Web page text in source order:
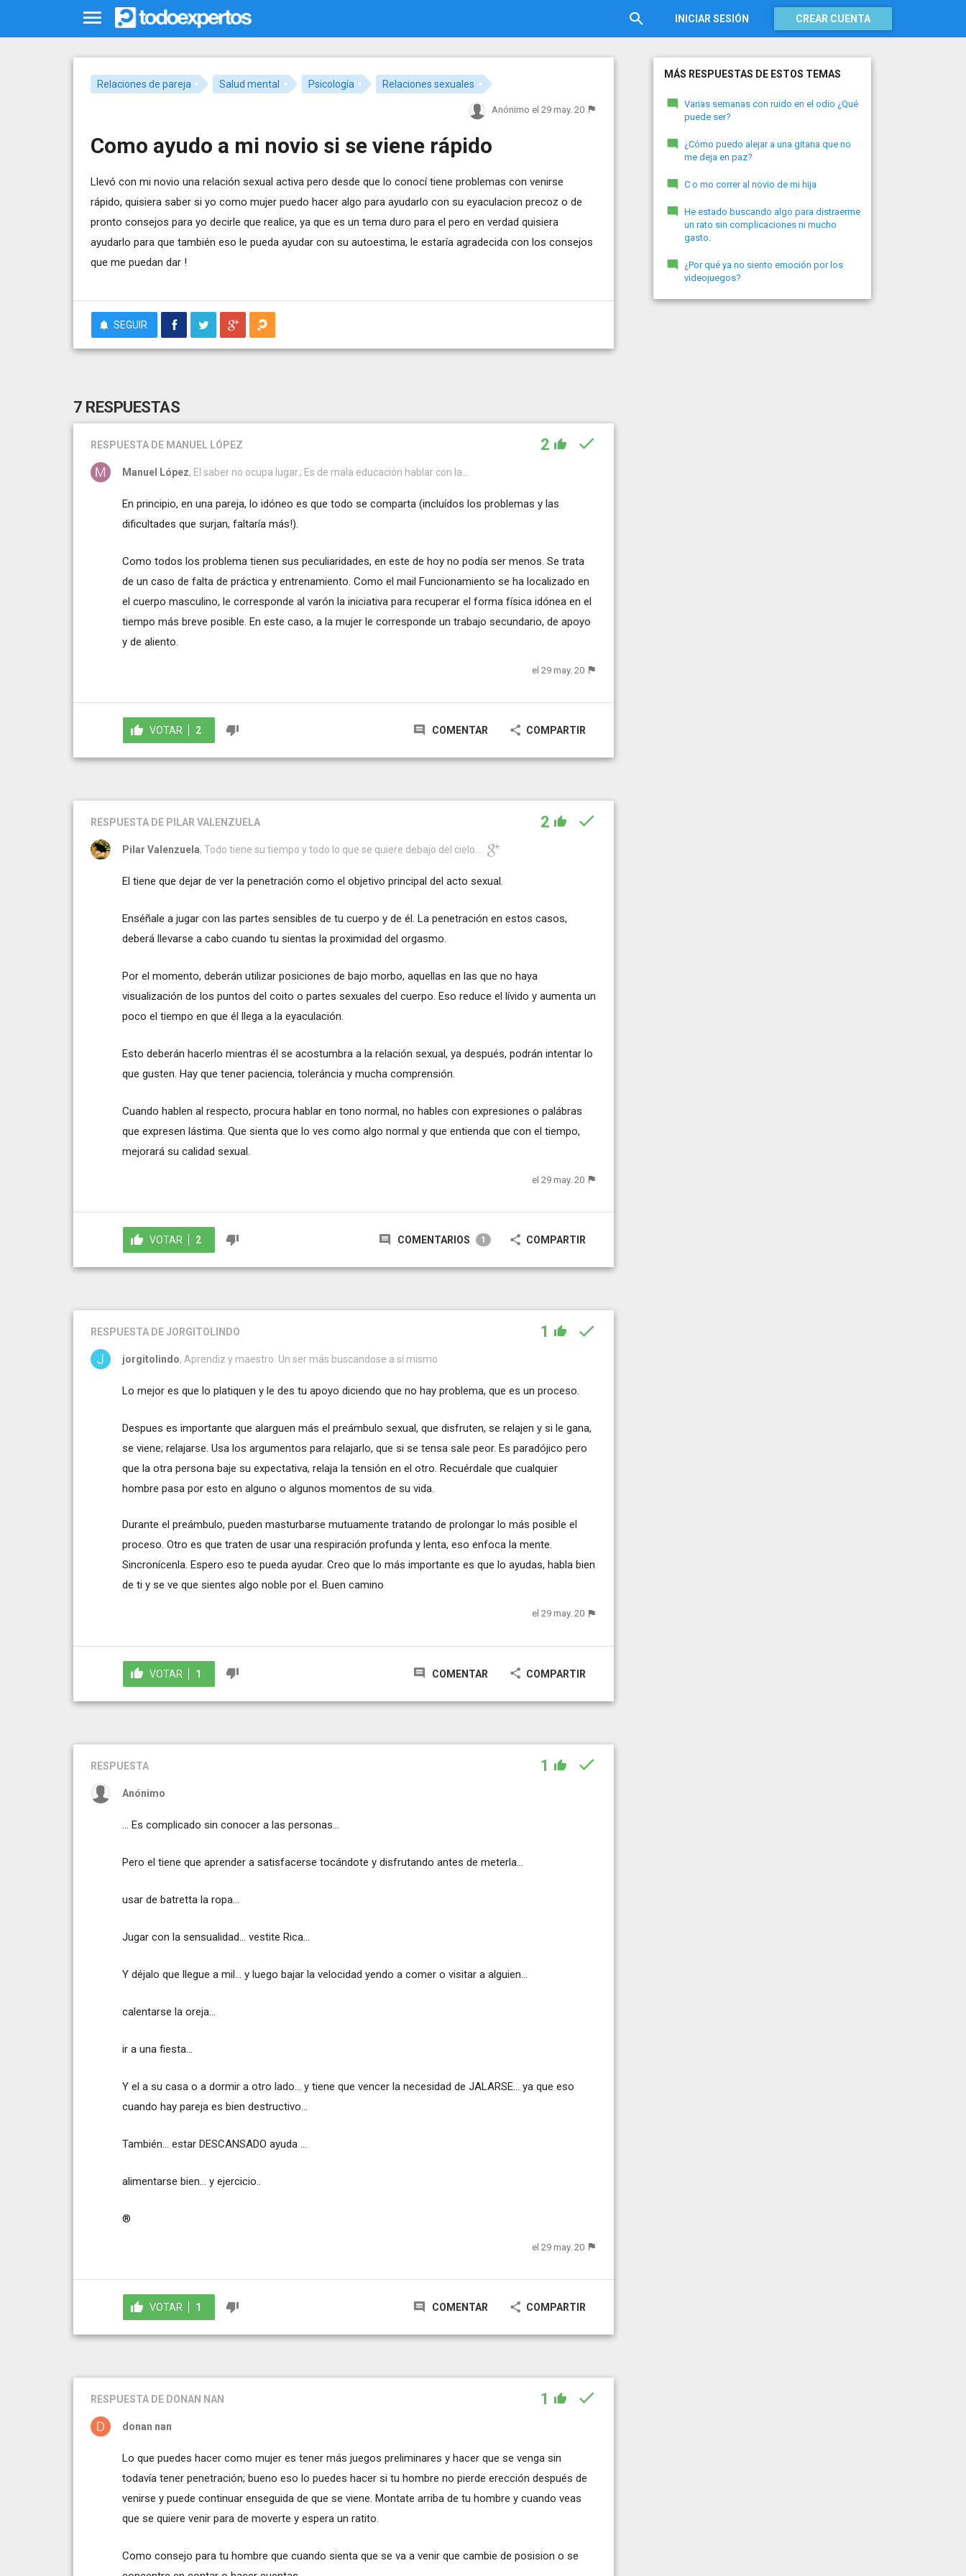
INICIAR SESIÓN CREAR CUENTA
Relaciones de pareja Salud mental Psicología Relaciones sexuales
Anónimo el 29 may. 20
Como ayudo a mi novio si se viene rápido
Llevó con mi novio una relación sexual activa pero desde que lo conocí tiene problemas con venirse
rápido, quisiera saber si yo como mujer puedo hacer algo para ayudarlo con su eyaculacion precoz o de
pronto consejos para yo decirle que realice, ya que es un tema duro para el pero en verdad quisiera
ayudarlo para que también eso le pueda ayudar con su autoestima, le estaría agradecida con los consejos
que me puedan dar !
SEGUIR
7 RESPUESTAS
RESPUESTA DE MANUEL LÓPEZ 2
Manuel López, El saber no ocupa lugar.; Es de mala educación hablar con la...
En principio, en una pareja, lo idóneo es que todo se comparta (incluídos los problemas y las
dificultades que surjan, faltaría más!).
Como todos los problema tienen sus peculiaridades, en este de hoy no podía ser menos. Se trata
de un caso de falta de práctica y entrenamiento. Como el mail Funcionamiento se ha localizado en
el cuerpo masculino, le corresponde al varón la iniciativa para recuperar el forma física idónea en el
tiempo más breve posible. En este caso, a la mujer le corresponde un trabajo secundario, de apoyo
y de aliento.
el 29 may. 20
VOTAR 2 COMENTAR COMPARTIR
RESPUESTA DE PILAR VALENZUELA 2
Pilar Valenzuela, Todo tiene su tiempo y todo lo que se quiere debajo del cielo...
El tiene que dejar de ver la penetración como el objetivo principal del acto sexual.
Enséñale a jugar con las partes sensibles de tu cuerpo y de él. La penetración en estos casos,
deberá llevarse a cabo cuando tu sientas la proximidad del orgasmo.
Por el momento, deberán utilizar posiciones de bajo morbo, aquellas en las que no haya
visualización de los puntos del coito o partes sexuales del cuerpo. Eso reduce el lívido y aumenta un
poco el tiempo en que él llega a la eyaculación.
Esto deberán hacerlo mientras él se acostumbra a la relación sexual, ya después, podrán intentar lo
que gusten. Hay que tener paciencia, toleráncia y mucha comprensión.
Cuando hablen al respecto, procura hablar en tono normal, no hables con expresiones o palábras
que expresen lástima. Que sienta que lo ves como algo normal y que entienda que con el tiempo,
mejorará su calidad sexual.
el 29 may. 20
VOTAR 2 COMENTARIOS 1 COMPARTIR
RESPUESTA DE JORGITOLINDO 1
jorgitolindo, Aprendiz y maestro. Un ser más buscandose a sí mismo
Lo mejor es que lo platiquen y le des tu apoyo diciendo que no hay problema, que es un proceso.
Despues es importante que alarguen más el preámbulo sexual, que disfruten, se relajen y si le gana,
se viene; relajarse. Usa los argumentos para relajarlo, que si se tensa sale peor. Es paradójico pero
que la otra persona baje su expectativa, relaja la tensión en el otro. Recuérdale que cualquier
hombre pasa por esto en alguno o algunos momentos de su vida.
Durante el preámbulo, pueden masturbarse mutuamente tratando de prolongar lo más posible el
proceso. Otro es que traten de usar una respiración profunda y lenta, eso enfoca la mente.
Sincronícenla. Espero eso te pueda ayudar. Creo que lo más importante es que lo ayudas, habla bien
de ti y se ve que sientes algo noble por el. Buen camino
el 29 may. 20
VOTAR 1 COMENTAR COMPARTIR
RESPUESTA 1
Anónimo
... Es complicado sin conocer a las personas...
Pero el tiene que aprender a satisfacerse tocándote y disfrutando antes de meterla...
usar de batretta la ropa...
Jugar con la sensualidad... vestite Rica...
Y déjalo que llegue a mil... y luego bajar la velocidad yendo a comer o visitar a alguien...
calentarse la oreja...
ir a una fiesta...
Y el a su casa o a dormir a otro lado... y tiene que vencer la necesidad de JALARSE... ya que eso
cuando hay pareja es bien destructivo...
También... estar DESCANSADO ayuda ...
alimentarse bien... y ejercicio..
®
el 29 may. 20
VOTAR 1 COMENTAR COMPARTIR
RESPUESTA DE DONAN NAN 1
donan nan
Lo que puedes hacer como mujer es tener más juegos preliminares y hacer que se venga sin
todavía tener penetración; bueno eso lo puedes hacer si tu hombre no pierde erección después de
venirse y puede continuar enseguida de que se viene. Montate arriba de tu hombre y cuando veas
que se quiere venir para de moverte y espera un ratito.
Como consejo para tu hombre que cuando sienta que se va a venir que cambie de posision o se
MÁS RESPUESTAS DE ESTOS TEMAS
Varias semanas con ruido en el odio ¿Qué
puede ser?
¿Cómo puedo alejar a una gitana que no
me deja en paz?
C o mo correr al novio de mi hija
He estado buscando algo para distraerme
un rato sin complicaciones ni mucho
gasto.
¿Por qué ya no siento emoción por los
videojuegos?